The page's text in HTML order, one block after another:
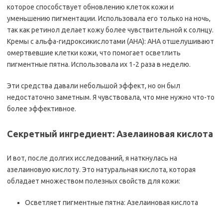
которое способствует обновлению клеток кожи и
уменьшению пигментации. Использовала его только на ночь,
так как ретинол делает кожу более чувствительной к солнцу.
Кремы с альфа-гидроксикислотами (AHA): AHA отшелушивают
омертвевшие клетки кожи, что помогает осветлить
пигментные пятна. Использовала их 1-2 раза в неделю.
Эти средства давали небольшой эффект, но он был
недостаточно заметным. Я чувствовала, что мне нужно что-то
более эффективное.
Секретный ингредиент: Азелаиновая кислота
И вот, после долгих исследований, я наткнулась на
азелаиновую кислоту. Это натуральная кислота, которая
обладает множеством полезных свойств для кожи:
Осветляет пигментные пятна: Азелаиновая кислота